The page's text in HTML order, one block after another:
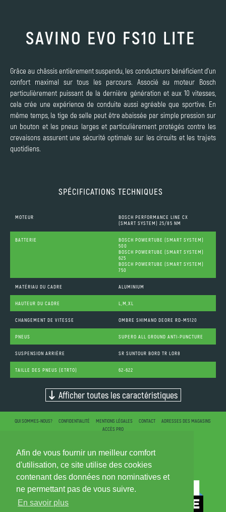
Afin de vous fournir un meilleur comfort
d'utilisation, ce site utilise des cookies
contenant des données non nominatives et
ne permettant pas de vous suivre.
En savoir plus
SAVINO EVO FS10 LITE
Grâce au châssis entièrement suspendu, les conducteurs bénéficient d'un
confort maximal sur tous les parcours. Associé au moteur Bosch
particulièrement puissant de la dernière génération et aux 10 vitesses,
cela crée une expérience de conduite aussi agréable que sportive. En
même temps, la tige de selle peut être abaissée par simple pression sur
un bouton et les pneus larges et particulièrement protégés contre les
crevaisons assurent une sécurité optimale sur les circuits et les trajets
quotidiens.
SPÉCIFICATIONS TECHNIQUES
MOTEUR
BOSCH PERFORMANCE LINE CX
(SMART SYSTEM) 25/85 NM
BATTERIE
BOSCH POWERTUBE (SMART SYSTEM)
500
BOSCH POWERTUBE (SMART SYSTEM)
625
BOSCH POWERTUBE (SMART SYSTEM)
750
MATÉRIAU DU CADRE ALUMINIUM
HAUTEUR DU CADRE L,M,XL
CHANGEMENT DE VITESSE OMBRE SHIMANO DEORE RD-M5120
PNEUS SUPERO ALL GROUND ANTI-PUNCTURE
SUSPENSION ARRIÈRE SR SUNTOUR BORD TR LOR8
TAILLE DES PNEUS (ETRTO) 62-622
Afficher toutes les caractéristiques
QUI SOMMES-NOUS? CONFIDENTIALITÉ MENTIONS LÉGALES CONTACT
ADRESSES DES MAGASINS
ACCÈS PRO